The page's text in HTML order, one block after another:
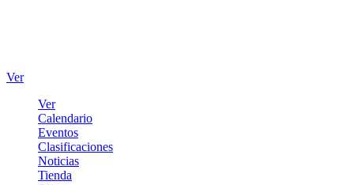
Ver
Ver
Calendario
Eventos
Clasificaciones
Noticias
Tienda